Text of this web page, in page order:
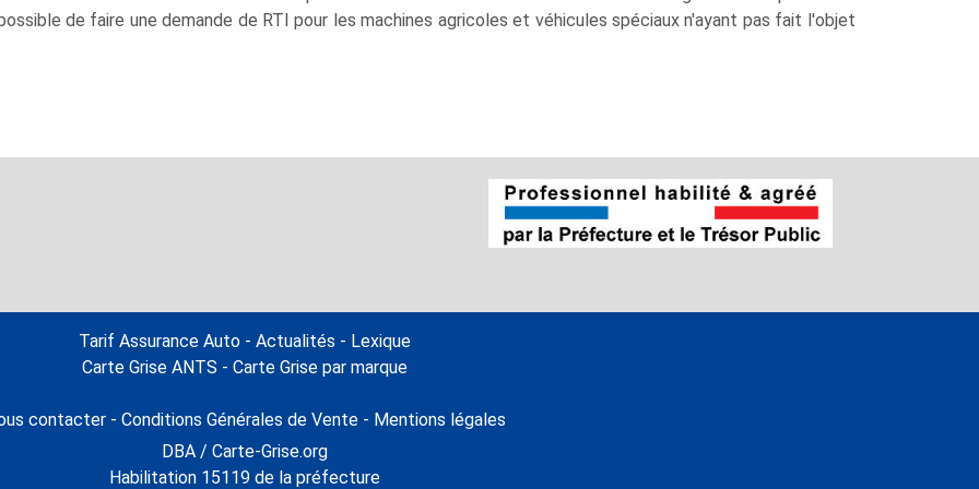
de faire une demande de RTI pour les machines agricoles et véhicules spéciaux n'ayant pas fait l'objet
Tarif Assurance Auto - Actualités - Lexique
Carte Grise ANTS - Carte Grise par marque
contacter- Conditions Générales de Vente- Mentions légales
DBA / Carte-Grise.org
Habilitation 15119 de la préfecture